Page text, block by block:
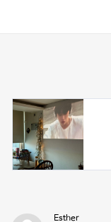
Esther